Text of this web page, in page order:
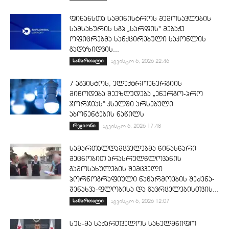
ფინანსთა სამინისტროს შემოსავლების
სამსახურის სგპ „სარფის“ მებაჟე
ოფიცრებმა სანქცირებული საქონლის
გადაზიდვის...
სამართალი აგვისტო 6, 2026 22:46
7 აგვისტოს, ელექტროენერგიის
მიწოდება შეეზღუდება „ენერგო-პრო
ჯორჯიას“ ქსელში არსებული
აბონენტების ნაწილს
რეგიონი აგვისტო 6, 2026 17:48
სამართალდამცველებმა წინასწარი
შეცნობით არასრულწლოვანის
გამოსახულების შემცველი
პორნოგრაფიული ნაწარმოების შეძენა-
შენახვა-ფლობისა და გავრცელებისთვის...
სამართალი აგვისტო 6, 2026 12:07
სუს-მა საქართველოს სახელმწიფო